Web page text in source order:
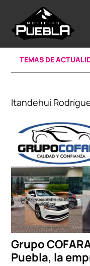
content
TEMAS DE
Itandehui
Grupo
Puebla, la